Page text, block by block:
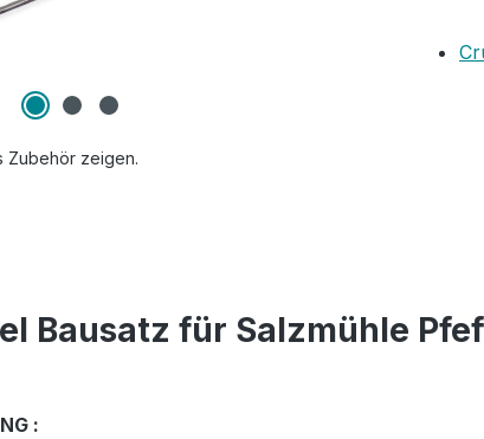
Zubehör zeigen.
Bausatz für Salzmühle
: